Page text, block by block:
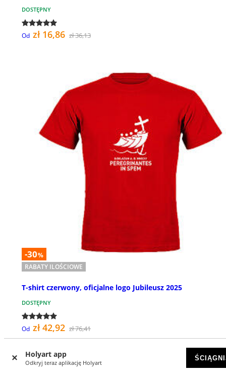
Holyart app
Odkryj teraz aplikację Holyart
DOSTĘPNY
Od zł 16,86 zł 36,13
-30%
RABATY ILOŚCIOWE
T-shirt czerwony, oficjalne logo Jubileusz 2025
DOSTĘPNY
Od zł 42,92 zł 76,41